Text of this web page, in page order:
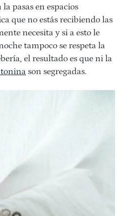
pasas en espacios
que no estás recibiendo las
necesita y si a esto le
tampoco se respeta la
el resultado es que ni la
son segregadas.